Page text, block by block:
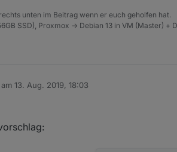
unten im Beitrag wenn er euch geholfen hat.
SSD), Proxmox -> Debian 13 in VM (Master)
13. Aug. 2019, 18:03
von